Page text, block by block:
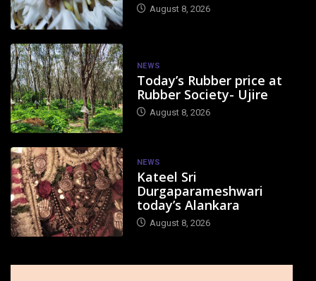
August 8, 2026
NEWS
Today’s Rubber price at
Rubber Society- Ujire
August 8, 2026
NEWS
Kateel Sri
Durgaparameshwari
today’s Alankara
August 8, 2026